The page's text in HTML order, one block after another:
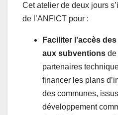
Cet atelier de deux jours
de l’ANFICT pour :
Faciliter l’accès
aux subventions de
partenaires
financer les plans
des communes,
développement